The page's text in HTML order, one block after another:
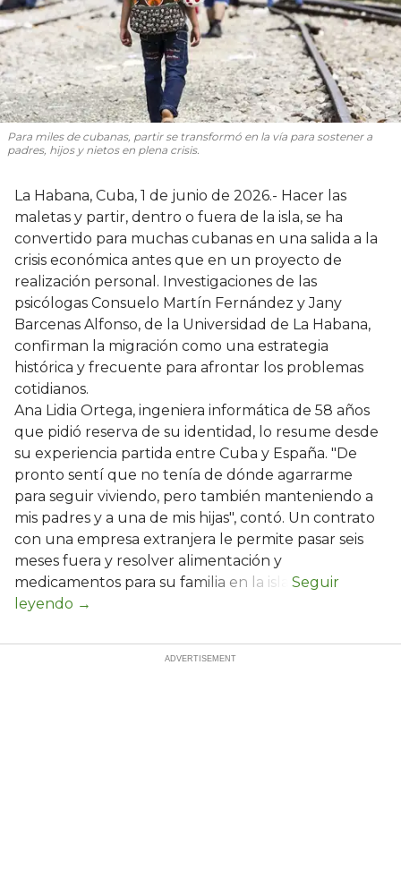
Para miles de cubanas, partir se transformó en la vía para sostener a
padres, hijos y nietos en plena crisis.
La Habana, Cuba, 1 de junio de 2026.- Hacer las
maletas y partir, dentro o fuera de la isla, se ha
convertido para muchas cubanas en una salida a la
crisis económica antes que en un proyecto de
realización personal. Investigaciones de las
psicólogas Consuelo Martín Fernández y Jany
Barcenas Alfonso, de la Universidad de La Habana,
confirman la migración como una estrategia
histórica y frecuente para afrontar los problemas
cotidianos.
Ana Lidia Ortega, ingeniera informática de 58 años
que pidió reserva de su identidad, lo resume desde
su experiencia partida entre Cuba y España. "De
pronto sentí que no tenía de dónde agarrarme
para seguir viviendo, pero también manteniendo a
mis padres y a una de mis hijas", contó. Un contrato
con una empresa extranjera le permite pasar seis
meses fuera y resolver alimentación y
medicamentos para su familia en la isla.